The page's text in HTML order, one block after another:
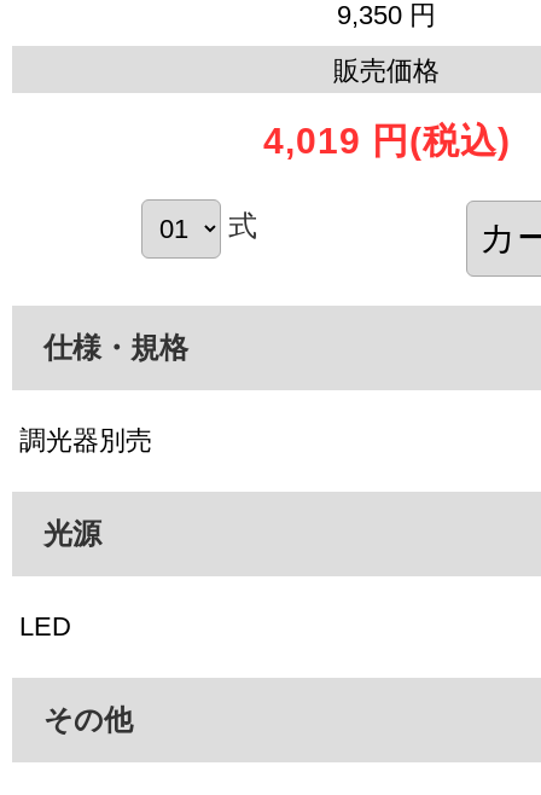
9,350 円
販売価格
4,019 円 (税込)
式
仕様・規格
調光器別売
光源
LED
その他